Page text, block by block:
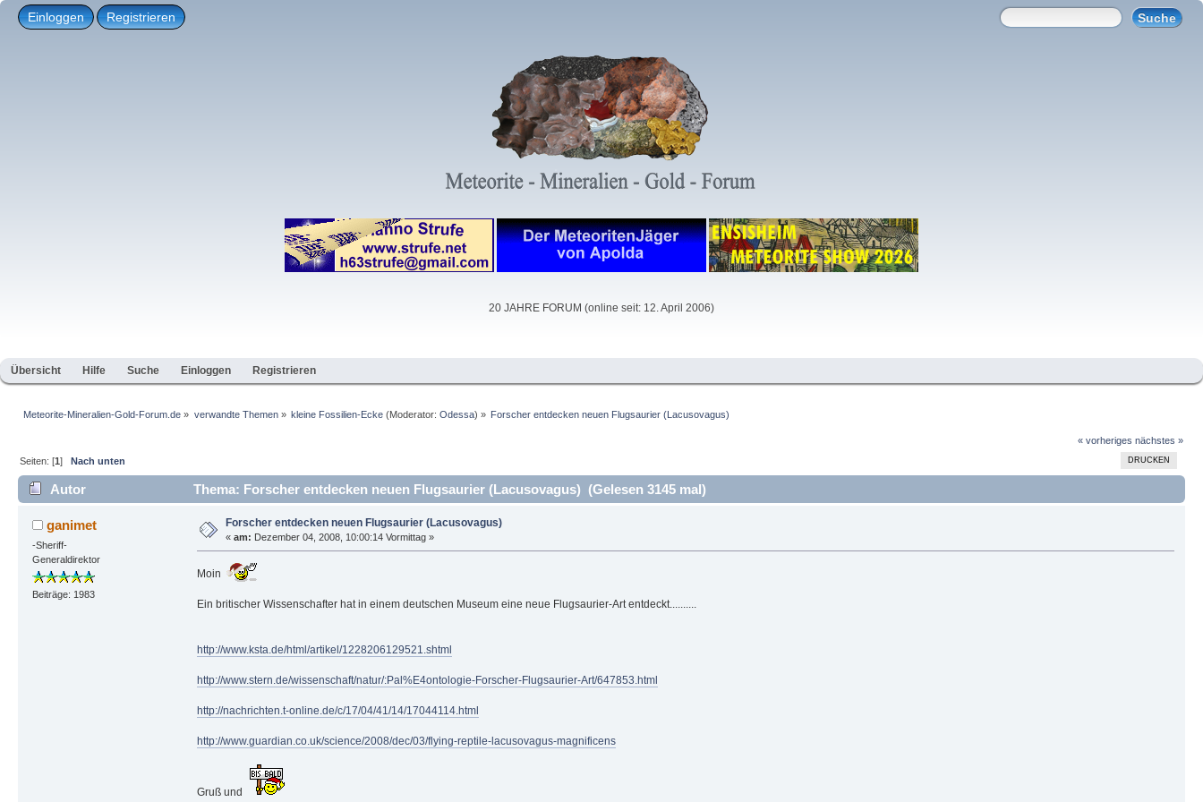
Einloggen Registrieren
20 JAHRE FORUM (online seit: 12. April 2006)
Übersicht Hilfe Suche Einloggen Registrieren
Meteorite-Mineralien-Gold-Forum.de » verwandte Themen» kleine Fossilien-Ecke(Moderator: Odessa) » Forscher entdecken neuen Flugsaurier (Lacusovagus)
« vorheriges nächstes »
DRUCKEN
Seiten: [1]Nach unten
Autor Thema: Forscher entdecken neuen Flugsaurier (Lacusovagus) (Gelesen 3145 mal)
ganimet
-Sheriff-
Generaldirektor
Beiträge: 1983
Forscher entdecken neuen Flugsaurier (Lacusovagus)
« am: Dezember 04, 2008, 10:00:14 Vormittag »
Moin
Ein britischer Wissenschafter hat in einem deutschen Museum eine neue Flugsaurier-Art entdeckt..........
http://www.ksta.de/html/artikel/1228206129521.shtml
http://www.stern.de/wissenschaft/natur/:Pal%E4ontologie-Forscher-Flugsaurier-Art/647853.html
http://nachrichten.t-online.de/c/17/04/41/14/17044114.html
http://www.guardian.co.uk/science/2008/dec/03/flying-reptile-lacusovagus-magnificens
Gruß und